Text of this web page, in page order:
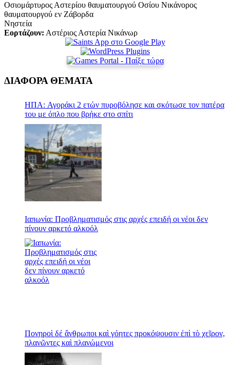
Οσιομάρτυρος Αστερίου θαυματουργού Οσίου Νικάνορος
θαυματουργού εν Ζάβορδα
Νηστεία
Εορτάζουν: Αστέριος Αστερία Νικάνωρ
ΔΙΑΦΟΡΑ ΘΕΜΑΤΑ
ΗΠΑ: Αγοράκι 2 ετών πυροβόλησε και σκότωσε τον πατέρα
του με όπλο που βρήκε στο σπίτι
Ιαπωνία: Προβληματισμός στις αρχές επειδή οι νέοι δεν
πίνουν αρκετό αλκοόλ
Πονηροὶ δέ ἄνθρωποι καὶ γόητες προκόψουσιν ἐπὶ τὸ χεῖρον,
πλανῶντες καὶ πλανώμενοι